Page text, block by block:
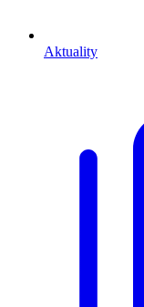
Aktuality